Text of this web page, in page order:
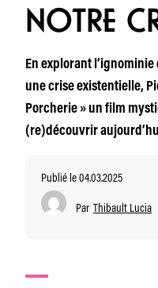
NOTRE
En explorant
une crise existentielle,
Porcherie » un film
(re)découvrir
Publié le 04.03.2025
Par Thibault Lucia